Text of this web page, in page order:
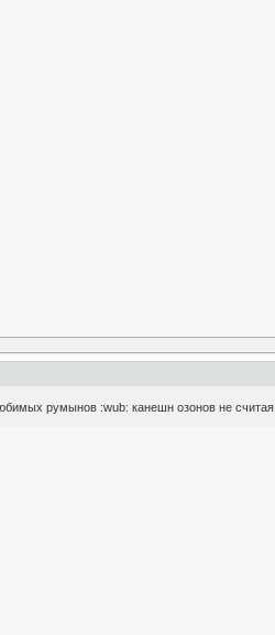
румынов :wub: канешн озонов не считая.